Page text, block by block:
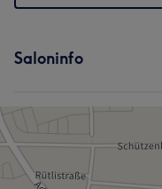
Saloninfo